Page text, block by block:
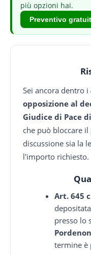
più opzioni hai.
Preventivo
Sei ancora dentro i
opposizione al
Giudice di Pace
che può bloccare
discussione sia la
l'importo richiesto.
Art. 645
presso lo
termine è